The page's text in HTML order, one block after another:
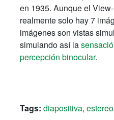
en 1935. Aunque el
realmente solo hay 7
imágenes son vistas
simulando así la
percepción binocular.
Tags: diapositiva,